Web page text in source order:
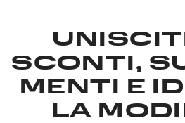
SCONTI,
MENTI E
LA